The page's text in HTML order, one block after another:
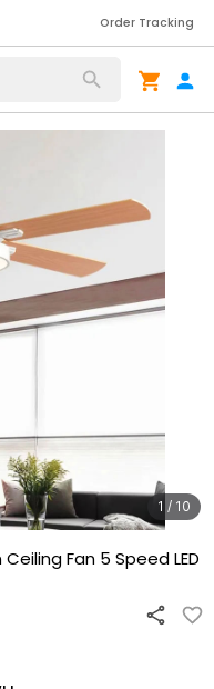
Order Tracking
1 / 10
Fan 5 Speed LED